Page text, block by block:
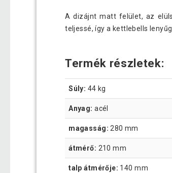
A dizájnt matt felület, az
teljessé, így a kettlebells
Termék részletek:
Súly: 44 kg
Anyag: acél
magasság: 280 mm
átmérő: 210 mm
talp átmérője: 140 mm